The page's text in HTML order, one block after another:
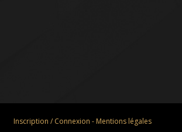
Inscription / Connexion - Mentions légales